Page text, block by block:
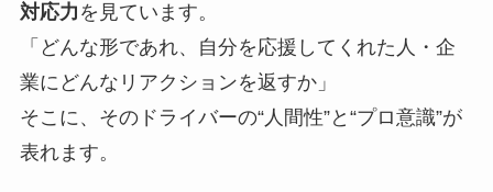
対応力 を見ています。
「どんな形であれ、自分を応援してくれた人・企
業にどんなリアクションを返すか」
そこに、そのドライバーの“人間性”と“プロ意識”が
表れます。